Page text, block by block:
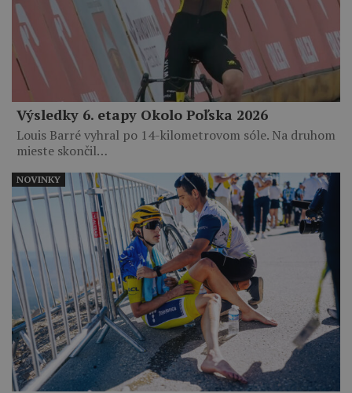
Výsledky 6. etapy Okolo Poľska 2026
Louis Barré vyhral po 14-kilometrovom sóle. Na druhom
mieste skončil…
NOVINKY